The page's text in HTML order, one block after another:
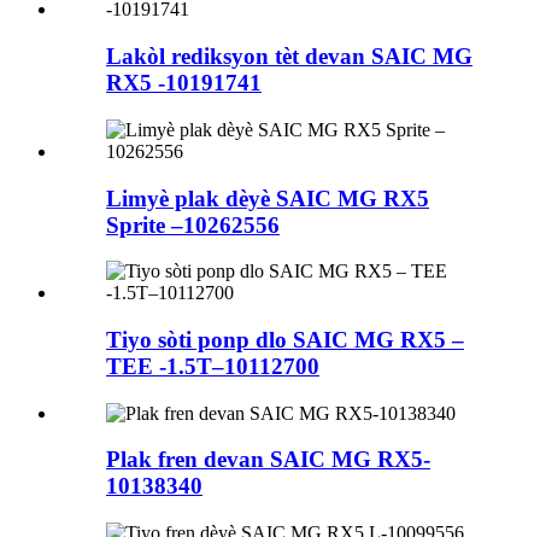
Lakòl rediksyon tèt devan SAIC MG
RX5 -10191741
Limyè plak dèyè SAIC MG RX5
Sprite –10262556
Tiyo sòti ponp dlo SAIC MG RX5 –
TEE -1.5T–10112700
Plak fren devan SAIC MG RX5-
10138340